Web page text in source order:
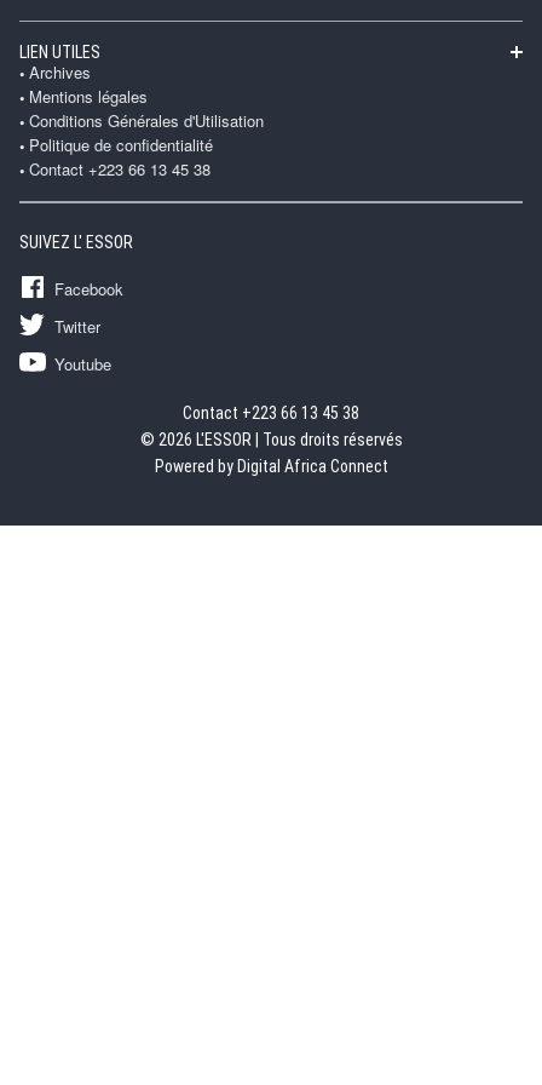
LIEN UTILES
Archives
Mentions légales
Conditions Générales d'Utilisation
Politique de confidentialité
Contact +223 66 13 45 38
SUIVEZ L' ESSOR
Facebook
Twitter
Youtube
Contact +223 66 13 45 38
© 2026 L'ESSOR | Tous droits réservés
Powered by Digital Africa Connect